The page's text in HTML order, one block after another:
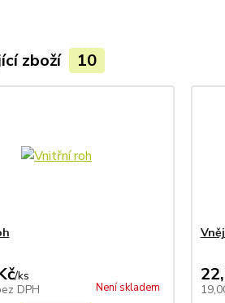
zboží 10
/ks
DPH Není skladem